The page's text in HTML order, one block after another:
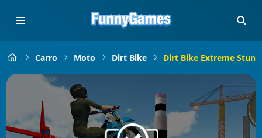
Carro Moto Dirt Bike Dirt Bike Extreme